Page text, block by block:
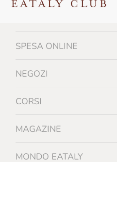
SPESA ONLINE
NEGOZI
CORSI
MAGAZINE
MONDO EATALY